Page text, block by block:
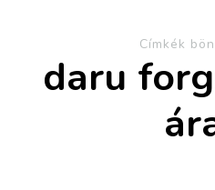
Címkék
daru